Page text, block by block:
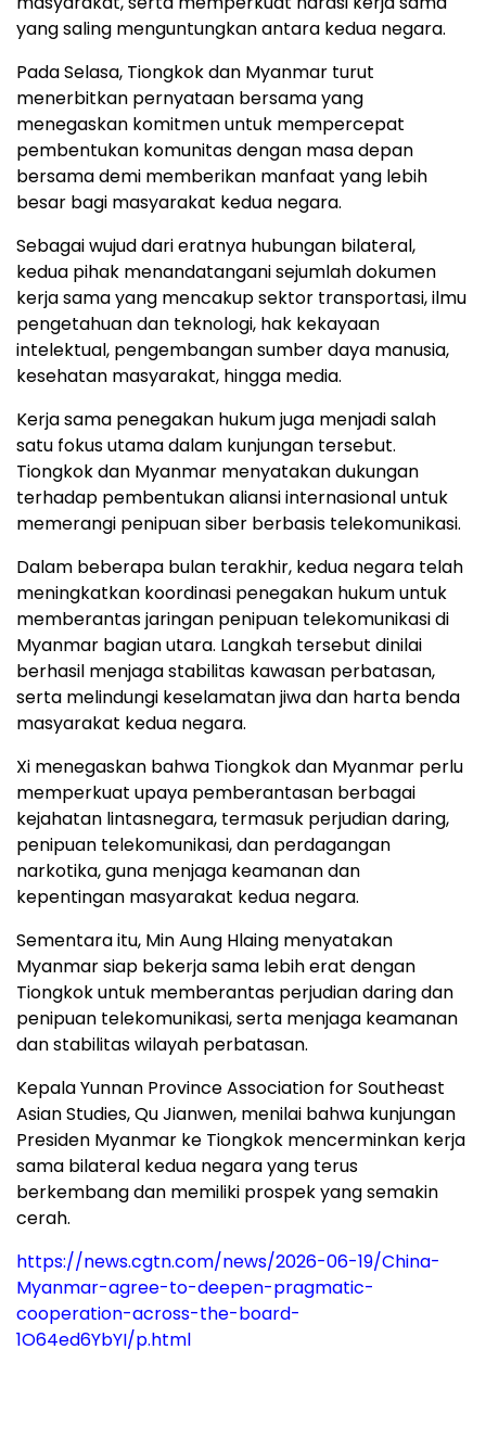
yang saling menguntungkan antara kedua negara.
Pada Selasa, Tiongkok dan Myanmar turut
menerbitkan pernyataan bersama yang
menegaskan komitmen untuk mempercepat
pembentukan komunitas dengan masa depan
bersama demi memberikan manfaat yang lebih
besar bagi masyarakat kedua negara.
Sebagai wujud dari eratnya hubungan bilateral,
kedua pihak menandatangani sejumlah dokumen
kerja sama yang mencakup sektor transportasi, ilmu
pengetahuan dan teknologi, hak kekayaan
intelektual, pengembangan sumber daya manusia,
kesehatan masyarakat, hingga media.
Kerja sama penegakan hukum juga menjadi salah
satu fokus utama dalam kunjungan tersebut.
Tiongkok dan Myanmar menyatakan dukungan
terhadap pembentukan aliansi internasional untuk
memerangi penipuan siber berbasis telekomunikasi.
Dalam beberapa bulan terakhir, kedua negara telah
meningkatkan koordinasi penegakan hukum untuk
memberantas jaringan penipuan telekomunikasi di
Myanmar bagian utara. Langkah tersebut dinilai
berhasil menjaga stabilitas kawasan perbatasan,
serta melindungi keselamatan jiwa dan harta benda
masyarakat kedua negara.
Xi menegaskan bahwa Tiongkok dan Myanmar perlu
memperkuat upaya pemberantasan berbagai
kejahatan lintasnegara, termasuk perjudian daring,
penipuan telekomunikasi, dan perdagangan
narkotika, guna menjaga keamanan dan
kepentingan masyarakat kedua negara.
Sementara itu, Min Aung Hlaing menyatakan
Myanmar siap bekerja sama lebih erat dengan
Tiongkok untuk memberantas perjudian daring dan
penipuan telekomunikasi, serta menjaga keamanan
dan stabilitas wilayah perbatasan.
Kepala Yunnan Province Association for Southeast
Asian Studies, Qu Jianwen, menilai bahwa kunjungan
Presiden Myanmar ke Tiongkok mencerminkan kerja
sama bilateral kedua negara yang terus
berkembang dan memiliki prospek yang semakin
cerah.
https://news.cgtn.com/news/2026-06-19/China-
Myanmar-agree-to-deepen-pragmatic-
cooperation-across-the-board-
1O64ed6YbYI/p.html